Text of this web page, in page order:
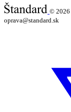
© 2026
oprava@standard.sk